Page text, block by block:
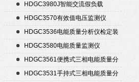
HDGC3980J智能交流假负载
HDGC3570有效值电压监测仪
HDGC3536电能质量分析仪检定装
置
HDGC3580电能质量监测仪
HDGC3561便携式三相电能质量分
析仪
HDGC3531手持式三相电能质量分